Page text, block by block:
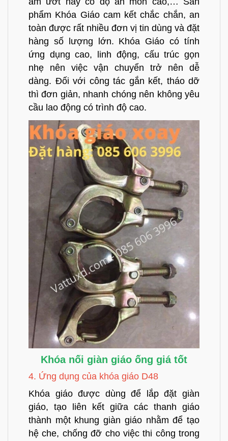
phẩm Khóa Giáo cam kết chắc chắn, an
toàn được rất nhiều đơn vị tin dùng và đặt
hàng số lượng lớn. Khóa Giáo có tính
ứng dụng cao, linh động, cấu trúc gọn
nhẹ nên việc vận chuyển trở nên dễ
dàng. Đối với công tác gắn kết, tháo dỡ
thì đơn giản, nhanh chóng nên không yêu
cầu lao động có trình độ cao.
Khóa nối giàn giáo ống giá tốt
4. Ứng dụng của khóa giáo D48
Khóa giáo được dùng để lắp đặt giàn
giáo, tạo liên kết giữa các thanh giáo
thành một khung giàn giáo nhằm để tạo
hệ che, chống đỡ cho việc thi công trong